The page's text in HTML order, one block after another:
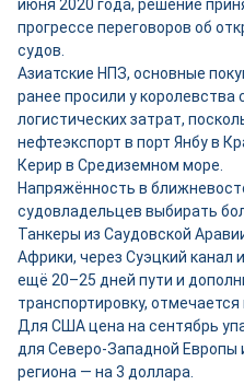
июня 2020 года, решение
прогрессе переговоров об
судов.
Азиатские НПЗ, основные
ранее просили у королевства
логистических затрат,
нефтеэкспорт в порт Янбу в
Керир в Средиземном море.
Напряжённость в
судовладельцев выбирать
Танкеры из Саудовской
Африки, через Суэцкий
ещё 20–25 дней пути и
транспортировку, отмечается
Для США цена на сентябрь
для Северо-Западной Европы
региона — на 3 доллара.